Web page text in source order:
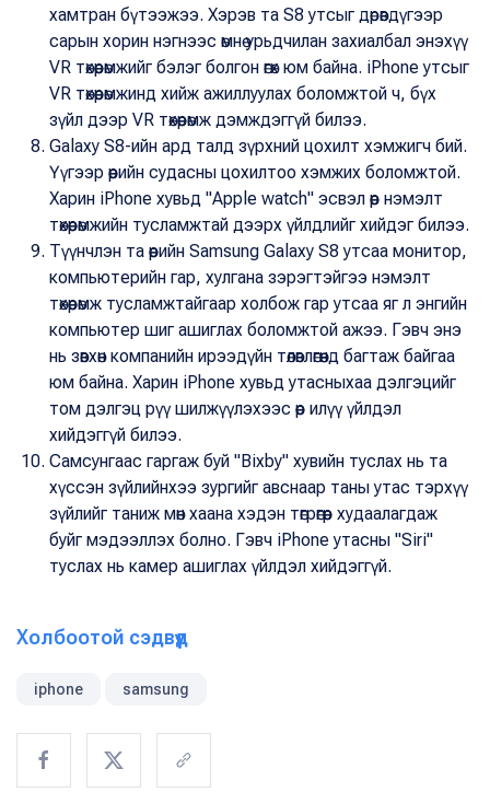
хамтран бүтээжээ. Хэрэв та S8 утсыг дөрөвдүгээр
сарын хорин нэгнээс өмнө урьдчилан захиалбал энэхүү
VR төхөөрөмжийг бэлэг болгон өгөх юм байна. iPhone утсыг
VR төхөөрөмжинд хийж ажиллуулах боломжтой ч, бүх
зүйл дээр VR төхөөрөмж дэмждэггүй билээ.
Galaxy S8-ийн ард талд зүрхний цохилт хэмжигч бий.
Үүгээр өөрийн судасны цохилтоо хэмжих боломжтой.
Харин iPhone хувьд "Apple watch" эсвэл өөр нэмэлт
төхөөрөмжийн тусламжтай дээрх үйлдлийг хийдэг билээ.
Түүнчлэн та өөрийн Samsung Galaxy S8 утсаа монитор,
компьютерийн гар, хулгана зэрэгтэйгээ нэмэлт
төхөөрөмж тусламжтайгаар холбож гар утсаа яг л энгийн
компьютер шиг ашиглах боломжтой ажээ. Гэвч энэ
нь зөвхөн компанийн ирээдүйн төлөвлөгөөнд багтаж байгаа
юм байна. Харин iPhone хувьд утасныхаа дэлгэцийг
том дэлгэц рүү шилжүүлэхээс өөр илүү үйлдэл
хийдэггүй билээ.
Самсунгаас гаргаж буй "Bixby" хувийн туслах нь та
хүссэн зүйлийнхээ зургийг авснаар таны утас тэрхүү
зүйлийг таниж мөн хаана хэдэн төгрөгөөр худаалагдаж
буйг мэдээллэх болно. Гэвч iPhone утасны "Siri"
туслах нь камер ашиглах үйлдэл хийдэггүй.
Холбоотой сэдвүүд
iphone samsung